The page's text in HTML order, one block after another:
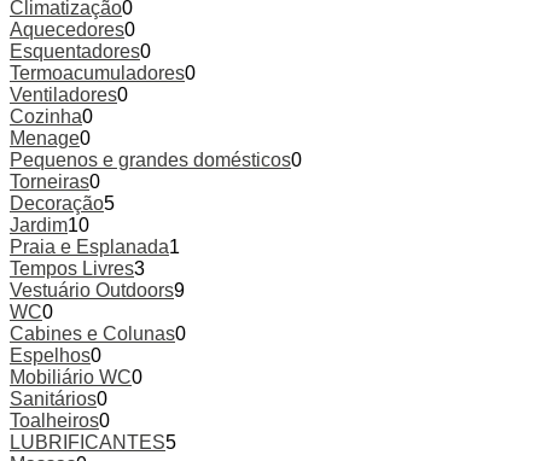
Climatização0
Aquecedores0
Esquentadores0
Termoacumuladores0
Ventiladores0
Cozinha0
Menage0
Pequenos e grandes domésticos0
Torneiras0
Decoração5
Jardim10
Praia e Esplanada1
Tempos Livres3
Vestuário Outdoors9
WC0
Cabines e Colunas0
Espelhos0
Mobiliário WC0
Sanitários0
Toalheiros0
LUBRIFICANTES5